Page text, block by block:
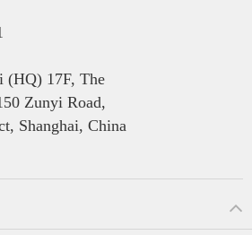
(HQ) 17F, The
Zunyi Road,
Shanghai, China